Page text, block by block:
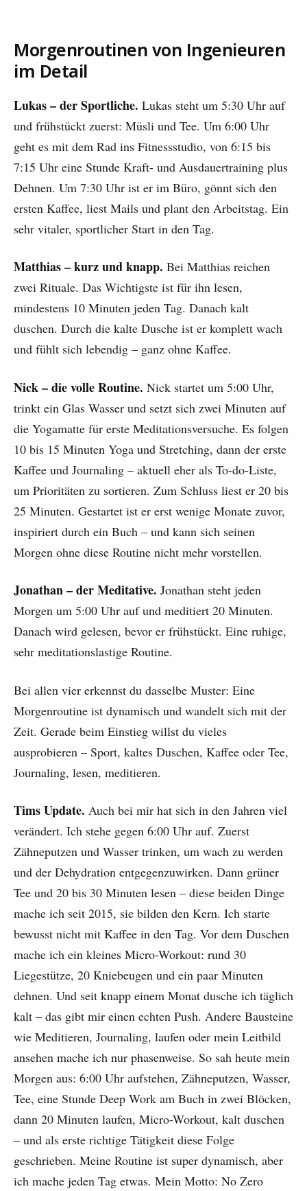
Morgenroutinen von Ingenieuren
im Detail
Lukas – der Sportliche. Lukas steht um 5:30 Uhr auf
und frühstückt zuerst: Müsli und Tee. Um 6:00 Uhr
geht es mit dem Rad ins Fitnessstudio, von 6:15 bis
7:15 Uhr eine Stunde Kraft- und Ausdauertraining plus
Dehnen. Um 7:30 Uhr ist er im Büro, gönnt sich den
ersten Kaffee, liest Mails und plant den Arbeitstag. Ein
sehr vitaler, sportlicher Start in den Tag.
Matthias – kurz und knapp. Bei Matthias reichen
zwei Rituale. Das Wichtigste ist für ihn lesen,
mindestens 10 Minuten jeden Tag. Danach kalt
duschen. Durch die kalte Dusche ist er komplett wach
und fühlt sich lebendig – ganz ohne Kaffee.
Nick – die volle Routine. Nick startet um 5:00 Uhr,
trinkt ein Glas Wasser und setzt sich zwei Minuten auf
die Yogamatte für erste Meditationsversuche. Es folgen
10 bis 15 Minuten Yoga und Stretching, dann der erste
Kaffee und Journaling – aktuell eher als To-do-Liste,
um Prioritäten zu sortieren. Zum Schluss liest er 20 bis
25 Minuten. Gestartet ist er erst wenige Monate zuvor,
inspiriert durch ein Buch – und kann sich seinen
Morgen ohne diese Routine nicht mehr vorstellen.
Jonathan – der Meditative. Jonathan steht jeden
Morgen um 5:00 Uhr auf und meditiert 20 Minuten.
Danach wird gelesen, bevor er frühstückt. Eine ruhige,
sehr meditationslastige Routine.
Bei allen vier erkennst du dasselbe Muster: Eine
Morgenroutine ist dynamisch und wandelt sich mit der
Zeit. Gerade beim Einstieg willst du vieles
ausprobieren – Sport, kaltes Duschen, Kaffee oder Tee,
Journaling, lesen, meditieren.
Tims Update. Auch bei mir hat sich in den Jahren viel
verändert. Ich stehe gegen 6:00 Uhr auf. Zuerst
Zähneputzen und Wasser trinken, um wach zu werden
und der Dehydration entgegenzuwirken. Dann grüner
Tee und 20 bis 30 Minuten lesen – diese beiden Dinge
mache ich seit 2015, sie bilden den Kern. Ich starte
bewusst nicht mit Kaffee in den Tag. Vor dem Duschen
mache ich ein kleines Micro-Workout: rund 30
Liegestütze, 20 Kniebeugen und ein paar Minuten
dehnen. Und seit knapp einem Monat dusche ich täglich
kalt – das gibt mir einen echten Push. Andere Bausteine
wie Meditieren, Journaling, laufen oder mein Leitbild
ansehen mache ich nur phasenweise. So sah heute mein
Morgen aus: 6:00 Uhr aufstehen, Zähneputzen, Wasser,
Tee, eine Stunde Deep Work am Buch in zwei Blöcken,
dann 20 Minuten laufen, Micro-Workout, kalt duschen
– und als erste richtige Tätigkeit diese Folge
geschrieben. Meine Routine ist super dynamisch, aber
ich mache jeden Tag etwas. Mein Motto: No Zero